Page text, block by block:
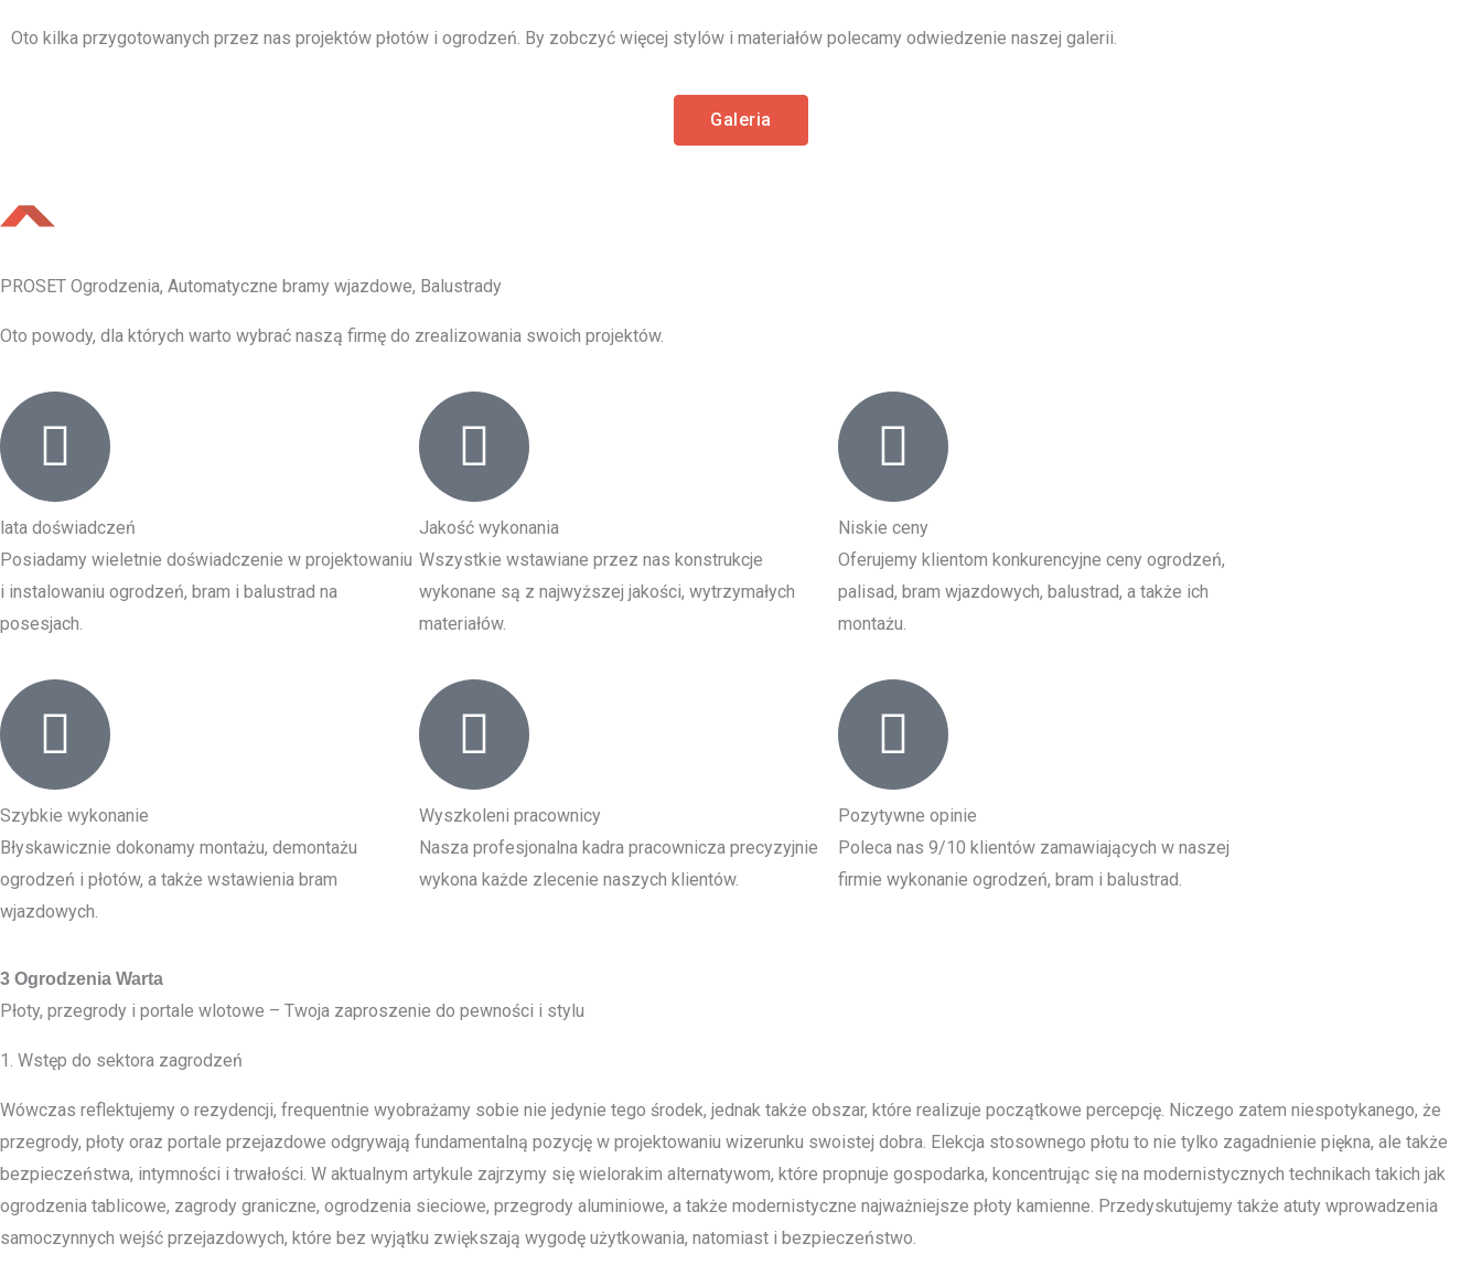
Oto kilka przygotowanych przez nas projektów płotów i ogrodzeń. By zobczyć więcej stylów i materiałów polecamy odwiedzenie naszej galerii.
Galeria
PROSET Ogrodzenia, Automatyczne bramy wjazdowe, Balustrady
Oto powody, dla których warto wybrać naszą firmę do zrealizowania swoich projektów.
lata doświadczeń
Posiadamy wieletnie doświadczenie w projektowaniu
i instalowaniu ogrodzeń, bram i balustrad na
posesjach.
Szybkie wykonanie
Błyskawicznie dokonamy montażu, demontażu
ogrodzeń i płotów, a także wstawienia bram
wjazdowych.
Jakość wykonania
Wszystkie wstawiane przez nas konstrukcje
wykonane są z najwyższej jakości, wytrzymałych
materiałów.
Wyszkoleni pracownicy
Nasza profesjonalna kadra pracownicza precyzyjnie
wykona każde zlecenie naszych klientów.
Niskie ceny
Oferujemy klientom konkurencyjne ceny ogrodzeń,
palisad, bram wjazdowych, balustrad, a także ich
montażu.
Pozytywne opinie
Poleca nas 9/10 klientów zamawiających w naszej
firmie wykonanie ogrodzeń, bram i balustrad.
3 Ogrodzenia Warta
Płoty, przegrody i portale wlotowe – Twoja zaproszenie do pewności i stylu
1. Wstęp do sektora zagrodzeń
Wówczas reflektujemy o rezydencji, frequentnie wyobrażamy sobie nie jedynie tego środek, jednak także obszar, które realizuje początkowe percepcję. Niczego zatem niespotykanego, że
przegrody, płoty oraz portale przejazdowe odgrywają fundamentalną pozycję w projektowaniu wizerunku swoistej dobra. Elekcja stosownego płotu to nie tylko zagadnienie piękna, ale także
bezpieczeństwa, intymności i trwałości. W aktualnym artykule zajrzymy się wielorakim alternatywom, które propnuje gospodarka, koncentrując się na modernistycznych technikach takich jak
ogrodzenia tablicowe, zagrody graniczne, ogrodzenia sieciowe, przegrody aluminiowe, a także modernistyczne najważniejsze płoty kamienne. Przedyskutujemy także atuty wprowadzenia
samoczynnych wejść przejazdowych, które bez wyjątku zwiększają wygodę użytkowania, natomiast i bezpieczeństwo.